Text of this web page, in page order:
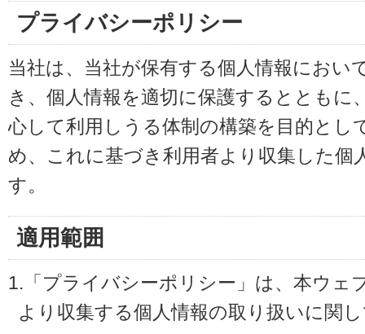
プライバシーポリシー
当社は、当社が保有する個人情報におい
き、個人情報を適切に保護するとともに
心して利用しうる体制の構築を目的とし
め、これに基づき利用者より収集した個
す。
適用範囲
1.「プライバシーポリシー」は、本ウェ
より収集する個人情報の取り扱いに関